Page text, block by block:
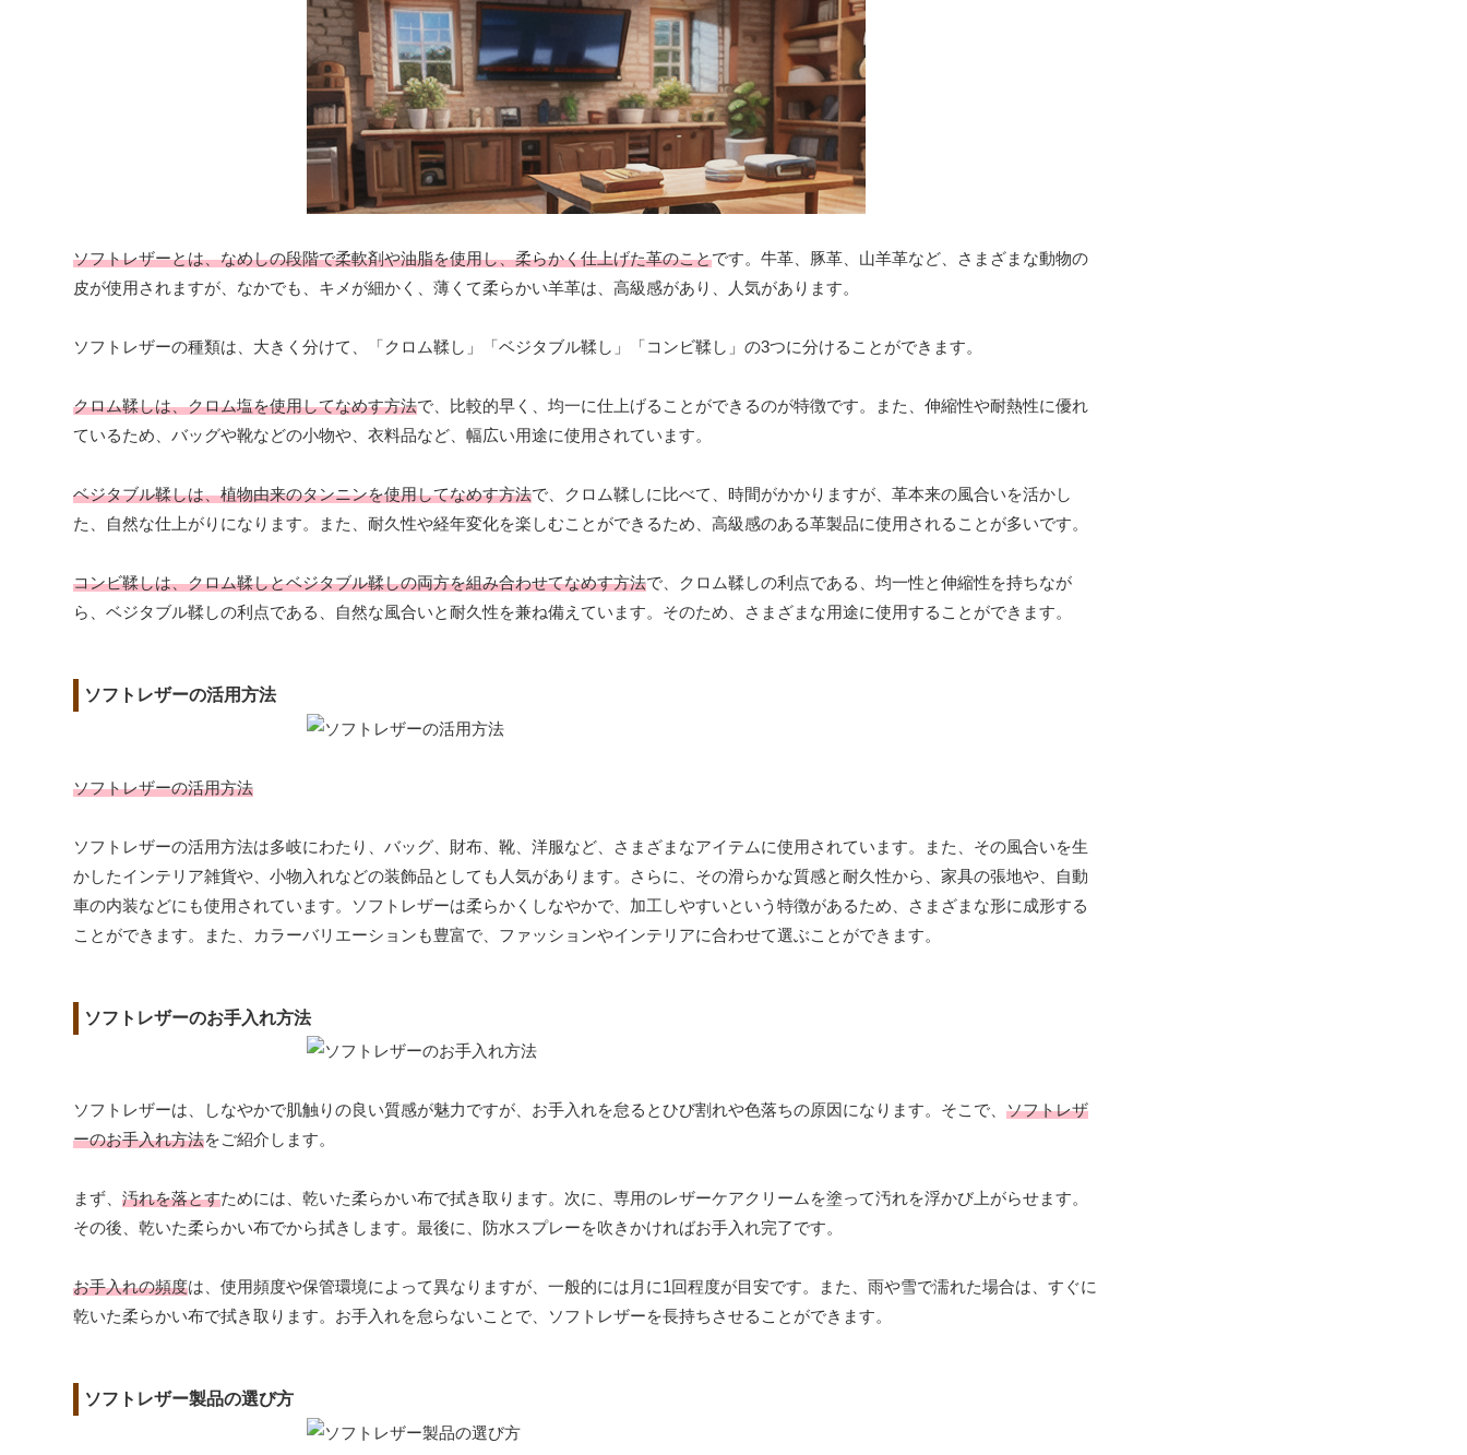
ソフトレザーとは、なめしの段階で柔軟剤や油脂を使用し、柔らかく仕上げた革のことです。牛革、豚革、山羊革など、さまざまな動物の
皮が使用されますが、なかでも、キメが細かく、薄くて柔らかい羊革は、高級感があり、人気があります。
ソフトレザーの種類は、大きく分けて、「クロム鞣し」「ベジタブル鞣し」「コンビ鞣し」の3つに分けることができます。
クロム鞣しは、クロム塩を使用してなめす方法で、比較的早く、均一に仕上げることができるのが特徴です。また、伸縮性や耐熱性に優れ
ているため、バッグや靴などの小物や、衣料品など、幅広い用途に使用されています。
ベジタブル鞣しは、植物由来のタンニンを使用してなめす方法で、クロム鞣しに比べて、時間がかかりますが、革本来の風合いを活かし
た、自然な仕上がりになります。また、耐久性や経年変化を楽しむことができるため、高級感のある革製品に使用されることが多いです。
コンビ鞣しは、クロム鞣しとベジタブル鞣しの両方を組み合わせてなめす方法で、クロム鞣しの利点である、均一性と伸縮性を持ちなが
ら、ベジタブル鞣しの利点である、自然な風合いと耐久性を兼ね備えています。そのため、さまざまな用途に使用することができます。
ソフトレザーの活用方法
ソフトレザーの活用方法
ソフトレザーの活用方法は多岐にわたり、バッグ、財布、靴、洋服など、さまざまなアイテムに使用されています。また、その風合いを生
かしたインテリア雑貨や、小物入れなどの装飾品としても人気があります。さらに、その滑らかな質感と耐久性から、家具の張地や、自動
車の内装などにも使用されています。ソフトレザーは柔らかくしなやかで、加工しやすいという特徴があるため、さまざまな形に成形する
ことができます。また、カラーバリエーションも豊富で、ファッションやインテリアに合わせて選ぶことができます。
ソフトレザーのお手入れ方法
ソフトレザーは、しなやかで肌触りの良い質感が魅力ですが、お手入れを怠るとひび割れや色落ちの原因になります。そこで、 ソフトレザ
ーのお手入れ方法をご紹介します。
まず、 汚れを落とすためには、乾いた柔らかい布で拭き取ります。次に、専用のレザーケアクリームを塗って汚れを浮かび上がらせます。
その後、乾いた柔らかい布でから拭きします。最後に、防水スプレーを吹きかければお手入れ完了です。
お手入れの頻度は、使用頻度や保管環境によって異なりますが、一般的には月に1回程度が目安です。また、雨や雪で濡れた場合は、すぐに
乾いた柔らかい布で拭き取ります。お手入れを怠らないことで、ソフトレザーを長持ちさせることができます。
ソフトレザー製品の選び方